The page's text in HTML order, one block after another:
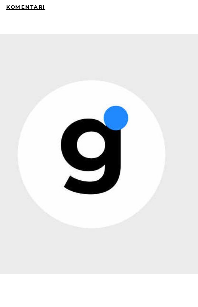
KOMENTARI